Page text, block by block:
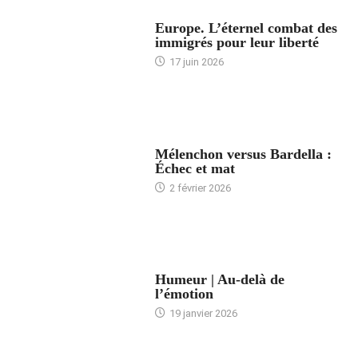
Europe. L’éternel combat des
immigrés pour leur liberté
17 juin 2026
Mélenchon versus Bardella :
Échec et mat
2 février 2026
Humeur | Au-delà de
l’émotion
19 janvier 2026